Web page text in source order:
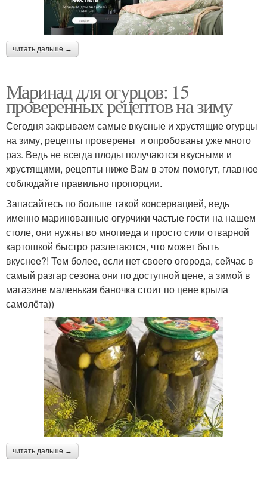
читать дальше →
Маринад для огурцов: 15
проверенных рецептов на зиму
Сегодня закрываем самые вкусные и хрустящие огурцы
на зиму, рецепты проверены и опробованы уже много
раз. Ведь не всегда плоды получаются вкусными и
хрустящими, рецепты ниже Вам в этом помогут, главное
соблюдайте правильно пропорции.
Запасайтесь по больше такой консервацией, ведь
именно маринованные огурчики частые гости на нашем
столе, они нужны во многиеда и просто сили отварной
картошкой быстро разлетаются, что может быть
вкуснее?! Тем более, если нет своего огорода, сейчас в
самый разгар сезона они по доступной цене, а зимой в
магазине маленькая баночка стоит по цене крыла
самолёта))
читать дальше →